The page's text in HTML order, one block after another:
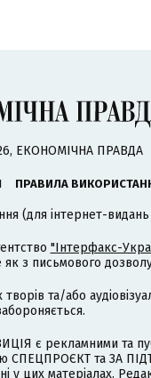
ЕКОНОМІЧНА ПРАВДА
ПРАВИЛА
(для інтернет-
"Інтерфакс-
з письмового
та/або
є рекламними та
СПЕЦПРОЄКТ та ЗА
у цих матеріалах.